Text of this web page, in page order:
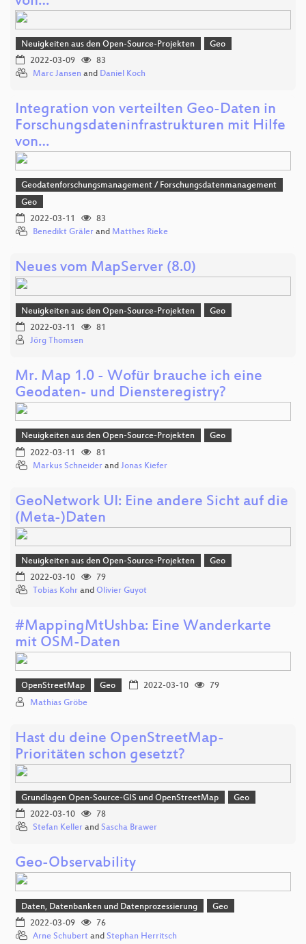
Neuigkeiten aus den Open-Source-Projekten
Geo
2022-03-09
83
Marc Jansen and Daniel Koch
Integration von verteilten Geo-Daten in
Forschungsdateninfrastrukturen mit Hilfe
von…
Geodatenforschungsmanagement / Forschungsdatenmanagement
Geo
2022-03-11
83
Benedikt Gräler and Matthes Rieke
Neues vom MapServer (8.0)
Neuigkeiten aus den Open-Source-Projekten
Geo
2022-03-11
81
Jörg Thomsen
Mr. Map 1.0 - Wofür brauche ich eine
Geodaten- und Diensteregistry?
Neuigkeiten aus den Open-Source-Projekten
Geo
2022-03-11
81
Markus Schneider and Jonas Kiefer
GeoNetwork UI: Eine andere Sicht auf die
(Meta-)Daten
Neuigkeiten aus den Open-Source-Projekten
Geo
2022-03-10
79
Tobias Kohr and Olivier Guyot
#MappingMtUshba: Eine Wanderkarte
mit OSM-Daten
OpenStreetMap Geo 2022-03-10
79
Mathias Gröbe
Hast du deine OpenStreetMap-
Prioritäten schon gesetzt?
Grundlagen Open-Source-GIS und OpenStreetMap
Geo
2022-03-10
78
Stefan Keller and Sascha Brawer
Geo-Observability
Daten, Datenbanken und Datenprozessierung
Geo
2022-03-09
76
Arne Schubert and Stephan Herritsch